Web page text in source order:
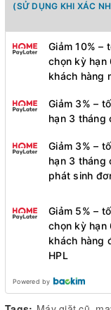
(SỬ DỤNG KHI XÁC
Giảm 10% –
chọn kỳ hạn
khách hàng
Giảm 3% –
hạn 3 tháng
Giảm 3% –
hạn 3 tháng
phát sinh
Giảm 5% –
chọn kỳ hạn
khách hàng
HPL
Powered by